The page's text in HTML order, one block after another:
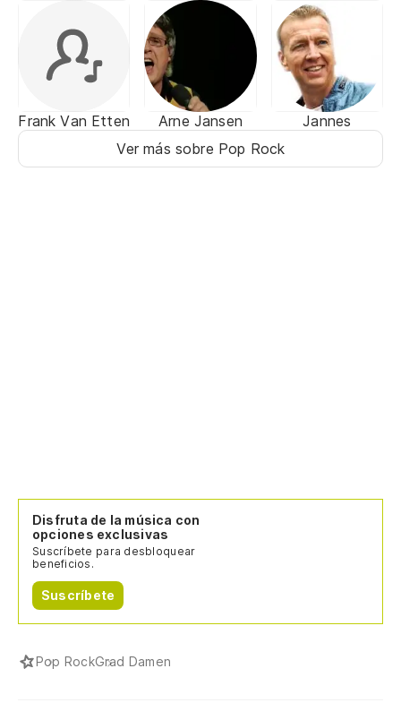
Frank Van Etten Arne Jansen
Jannes
Ver más sobre Pop Rock
Disfruta de la música con
opciones exclusivas
Suscríbete para desbloquear
beneficios.
Suscríbete
Pop RockGrad Damen